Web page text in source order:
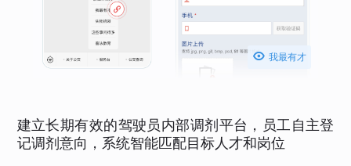
 我最有才
建立长期有效的驾驶员内部调剂平台，员工自主登
记调剂意向，系统智能匹配目标人才和岗位